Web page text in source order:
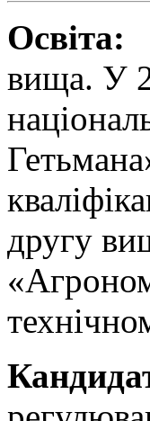
Освіта:
вища. У
другу